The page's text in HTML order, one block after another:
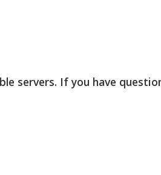
servers. If you have